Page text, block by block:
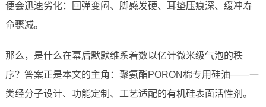
便会迅速劣化：回弹变闷、脚感发硬、耳垫压痕深、缓冲寿
命骤减。
那么，是什么在幕后默默维系着数以亿计微米级气泡的秩
序？答案正是本文的主角：聚氨酯PORON棉专用硅油——一
类经分子设计、功能定制、工艺适配的有机硅表面活性剂。